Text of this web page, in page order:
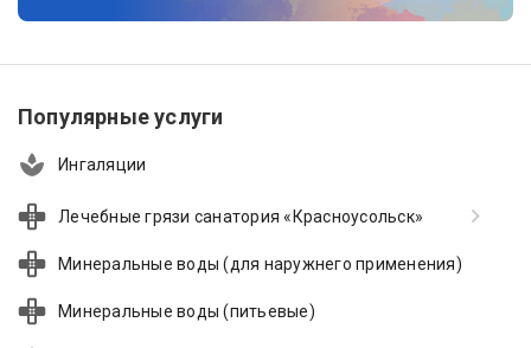
Популярные услуги
Ингаляции
Лечебные грязи санатория «Красноусольск»
Минеральные воды (для наружнего применения)
Минеральные воды (питьевые)